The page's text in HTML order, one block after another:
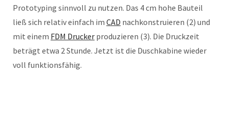
Prototyping sinnvoll zu nutzen. Das 4 cm hohe Bauteil
ließ sich relativ einfach im CAD nachkonstruieren (2) und
mit einem FDM Drucker produzieren (3). Die Druckzeit
beträgt etwa 2 Stunde. Jetzt ist die Duschkabine wieder
voll funktionsfähig.